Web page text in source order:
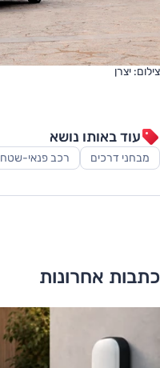
צילום: יצרן
עוד באותו נושא
מבחני דרכים רכב פנאי-שטח
כתבות אחרונות